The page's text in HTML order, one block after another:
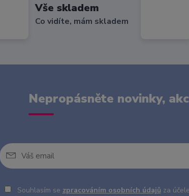
Vše skladem
Co vidíte, mám skladem
Nepropásněte novinky,
Souhlasím se zpracováním osobních údajů za